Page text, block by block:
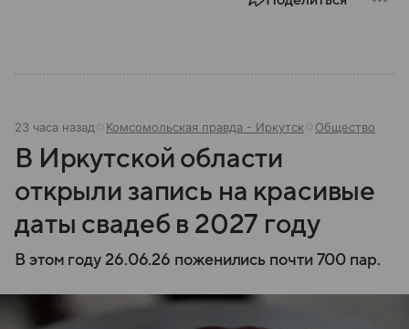
23 часа назад Комсомольская правда - Иркутск Общество
В Иркутской области
открыли запись на красивые
даты свадеб в 2027 году
В этом году 26.06.26 поженились почти 700 пар.